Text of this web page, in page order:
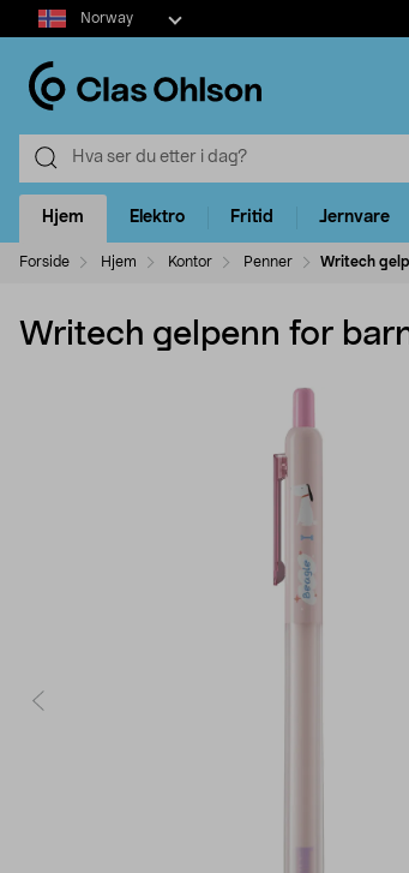
Select
market
Norway
Hjem Elektro Fritid Jernvare
Forside Hjem Kontor Penner Writech
Writech gelpenn for